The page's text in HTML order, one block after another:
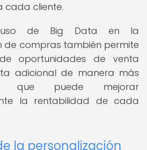
cliente.
uso de Big Data en la
de compras también permite
oportunidades de venta
adicional de manera más
que puede mejorar
la rentabilidad de cada
la personalización